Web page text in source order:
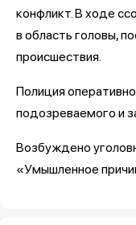
конфликт. В ходе
в область головы,
происшествия.
Полиция
подозреваемого и
Возбуждено
«Умышленное